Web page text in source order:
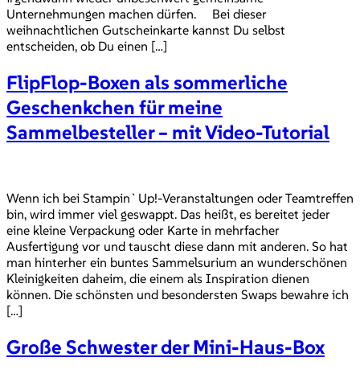
Unternehmungen machen dürfen. Bei dieser
weihnachtlichen Gutscheinkarte kannst Du selbst
entscheiden, ob Du einen […]
FlipFlop-Boxen als sommerliche
Geschenkchen für meine
Sammelbesteller – mit Video-Tutorial
Wenn ich bei Stampin`Up!-Veranstaltungen oder Teamtreffen
bin, wird immer viel geswappt. Das heißt, es bereitet jeder
eine kleine Verpackung oder Karte in mehrfacher
Ausfertigung vor und tauscht diese dann mit anderen. So hat
man hinterher ein buntes Sammelsurium an wunderschönen
Kleinigkeiten daheim, die einem als Inspiration dienen
können. Die schönsten und besondersten Swaps bewahre ich
[…]
Große Schwester der Mini-Haus-Box